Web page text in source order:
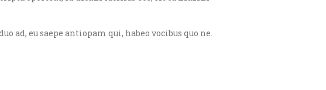
ad, eu saepe antiopam qui, habeo vocibus quo ne.